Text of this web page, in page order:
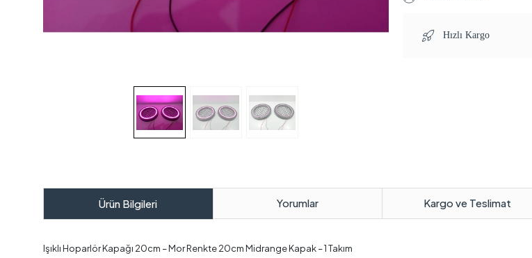
Hızlı Kargo
Ürün Bilgileri Yorumlar Kargo ve Teslimat
Işıklı Hoparlör Kapağı 20cm – Mor Renkte 20cm Midrange Kapak – 1 Takım